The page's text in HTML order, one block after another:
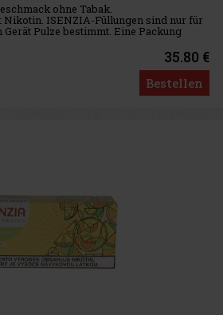
ohne Tabak.
Nikotin. ISENZIA-Füllungen sind nur für
Pulze bestimmt. Eine Packung
Der Karton enthält 10 Packungen.
35.80 €
Bestellen